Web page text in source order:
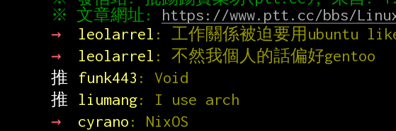
※ 文章網址: https://www.ptt.cc/bbs/
→
leolarrel : 工作關係被迫要用ubuntu
→
leolarrel : 不然我個人的話偏好gentoo
推
funk443 : Void
推
liumang: I use arch
→
cyrano: NixOS